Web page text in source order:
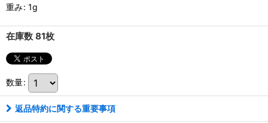
重み: 1g
在庫数 81枚
数量:
返品特約に関する重要事項